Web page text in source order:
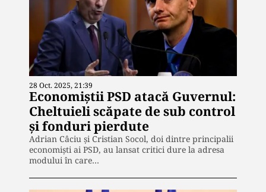
28 Oct. 2025, 21:39
Economiștii PSD atacă Guvernul:
Cheltuieli scăpate de sub control
și fonduri pierdute
Adrian Câciu și Cristian Socol, doi dintre principalii
economiști ai PSD, au lansat critici dure la adresa
modului în care…